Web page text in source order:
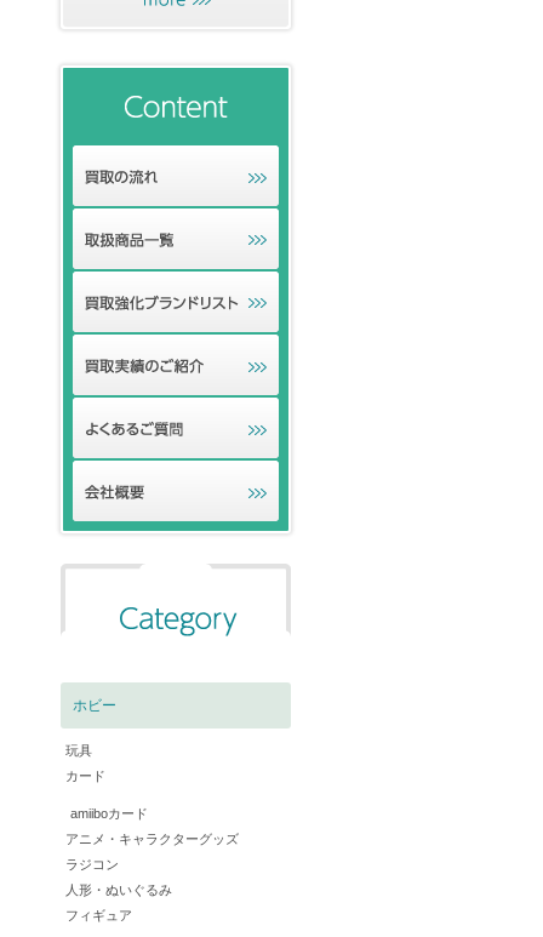
ホビー
玩具
カード
amiiboカード
アニメ・キャラクターグッズ
ラジコン
人形・ぬいぐるみ
フィギュア